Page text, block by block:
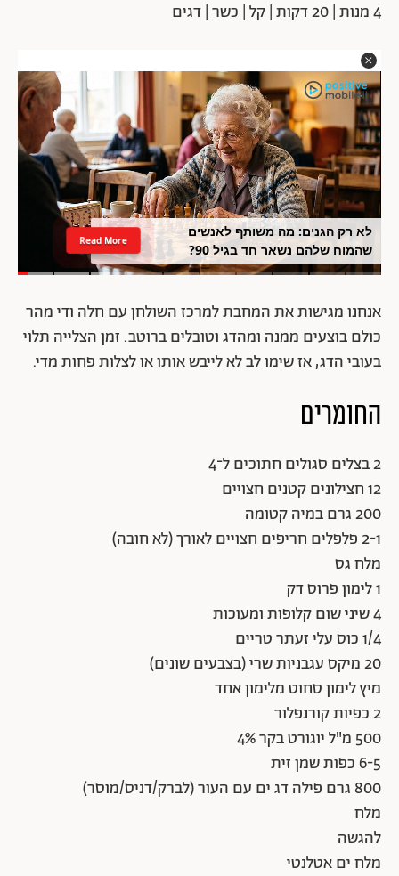
4 מנות | 20 דקות | קל | כשר | דגים
לא רק הגנים: מה משותף לאנשים
שהמוח שלהם נשאר חד בגיל 90?
Read More
אנחנו מגישות את המחבת למרכז השולחן עם חלה ודי מהר
כולם בוצעים ממנה ומהדג וטובלים ברוטב. זמן הצלייה תלוי
בעובי הדג, אז שימו לב לא לייבש אותו או לצלות פחות מדי.
החומרים
2 בצלים סגולים חתוכים ל־4
12 חצילונים קטנים חצויים
200 גרם במיה קטומה
2-1 פלפלים חריפים חצויים לאורך (לא חובה)
מלח גס
1 לימון פרוס דק
4 שיני שום קלופות ומעוכות
1/4 כוס עלי זעתר טריים
20 מיקס עגבניות שרי (בצבעים שונים)
מיץ לימון סחוט מלימון אחד
2 כפיות קורנפלור
500 מ"ל יוגורט בקר 4%
6-5 כפות שמן זית
800 גרם פילה דג ים עם העור (לברק/דניס/מוסר)
מלח
להגשה
מלח ים אטלנטי